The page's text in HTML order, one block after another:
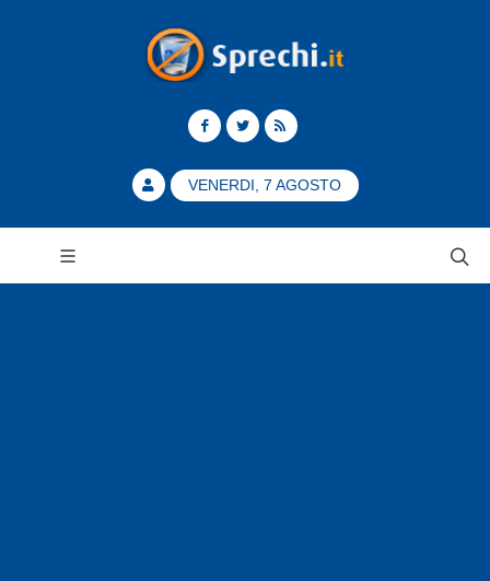
VENERDI, 7 AGOSTO